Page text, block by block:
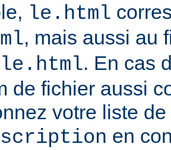
le.html
, mais aussi au
. En cas
de fichier aussi
votre liste
en